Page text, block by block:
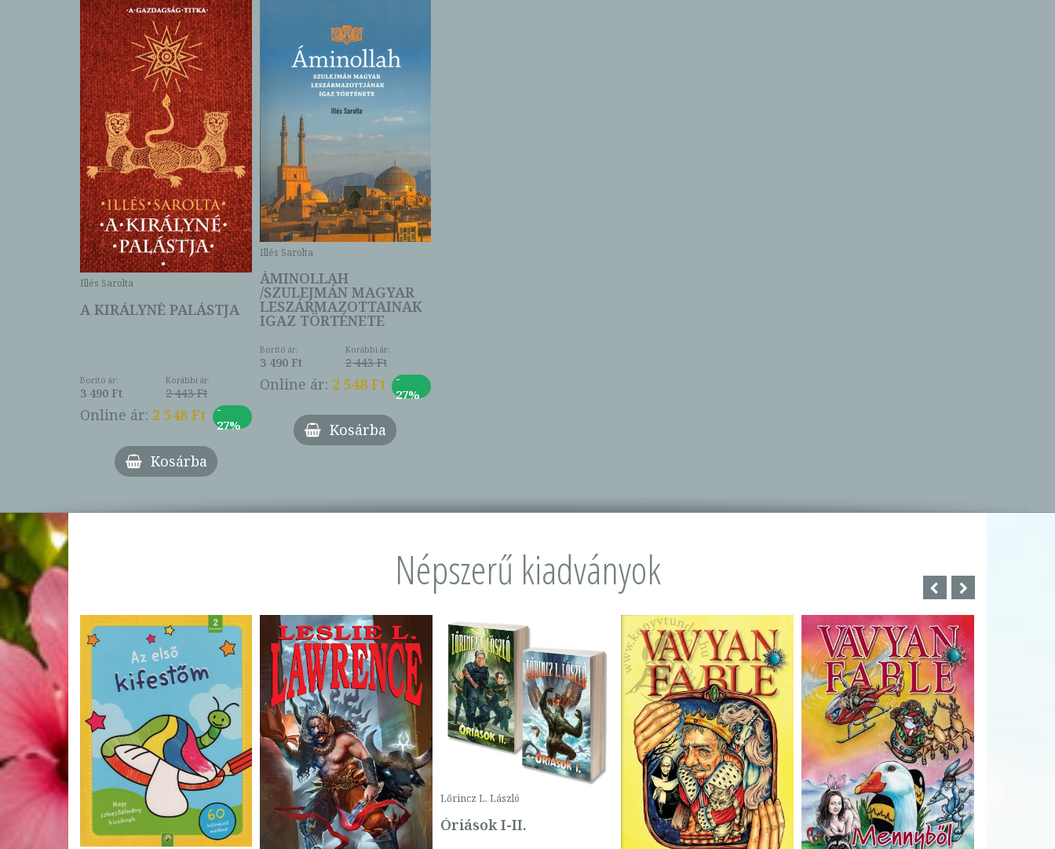
Illés Sarolta
A KIRÁLYNÉ PALÁSTJA
Borító ár:
3 490 Ft
Korábbi ár:
2 443 Ft
Online ár: 2 548 Ft
-
27%
Kosárba
Illés Sarolta
ÁMINOLLAH
/SZULEJMÁN MAGYAR
LESZÁRMAZOTTAINAK
IGAZ TÖRTÉNETE
Borító ár:
3 490 Ft
Korábbi ár:
2 443 Ft
Online ár: 2 548 Ft
-
27%
Kosárba
Népszerű kiadványok
Lőrincz L. László
Óriások I-II.